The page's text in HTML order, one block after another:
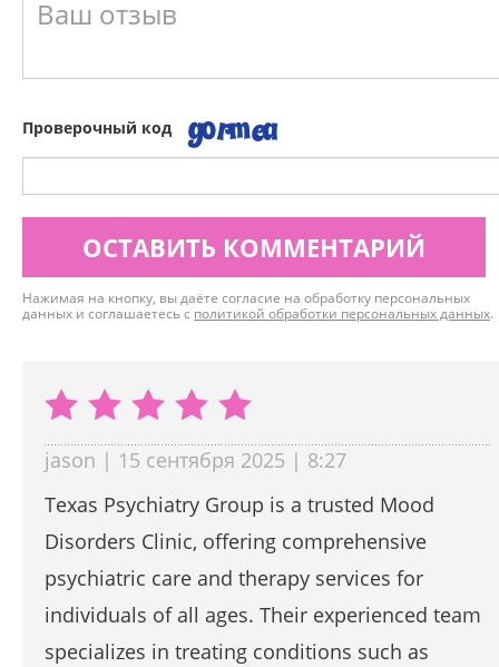
Проверочный код
ОСТАВИТЬ КОММЕНТАРИЙ
Нажимая на кнопку, вы даёте согласие на обработку персональных
данных и соглашаетесь с политикой обработки персональных данных.
jason | 15 сентября 2025 | 8:27
Texas Psychiatry Group is a trusted Mood
Disorders Clinic, offering comprehensive
psychiatric care and therapy services for
individuals of all ages. Their experienced team
specializes in treating conditions such as